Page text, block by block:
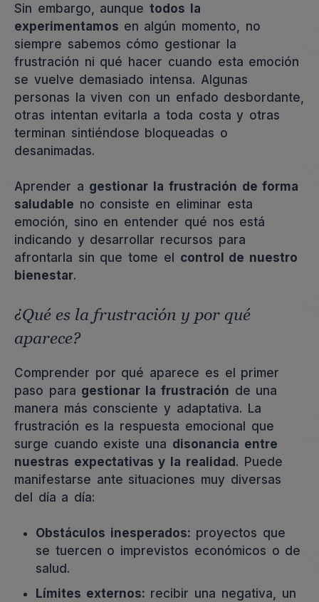
Sin embargo, aunquetodos la
experimentamos en algún momento, no
siempre sabemos cómo gestionar la
frustración ni qué hacer cuando esta emoción
se vuelve demasiado intensa. Algunas
personas la viven con un enfado desbordante,
otras intentan evitarla a toda costa y otras
terminan sintiéndose bloqueadas o
desanimadas.
Aprender a gestionar la frustración de forma
saludable no consiste en eliminar esta
emoción, sino en entender qué nos está
indicando y desarrollar recursos para
afrontarla sin que tome el control de nuestro
bienestar.
¿Qué es la frustración y por qué
aparece?
Comprender por qué aparece es el primer
paso para gestionar la frustración de una
manera más consciente y adaptativa. La
frustración es la respuesta emocional que
surge cuando existe una disonancia entre
nuestras expectativas y la realidad. Puede
manifestarse ante situaciones muy diversas
del día a día:
Obstáculos inesperados: proyectos que
se tuercen o imprevistos económicos o de
salud.
Límites externos: recibir una negativa, un